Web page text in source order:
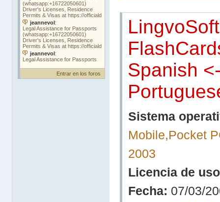
Entrar en los foros
LingvoSoft
Spanish
Sistema
Mobile,Pocket
2003
Licencia de
Fecha: 07/03/